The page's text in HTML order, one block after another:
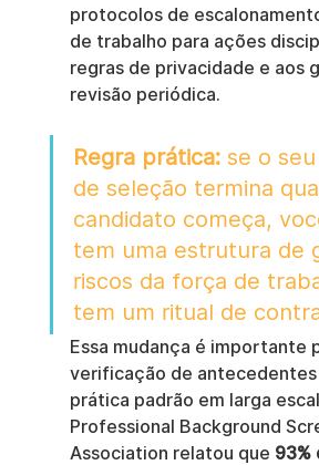
protocolos de
de trabalho para ações
regras de privacidade e aos
revisão periódica.
Regra prática: se o
de seleção termina
candidato começa,
tem uma estrutura de
riscos da força de
tem um ritual de
Essa mudança é importante
verificação de antecedentes
prática padrão em larga
Professional Background
Association relatou que 93%